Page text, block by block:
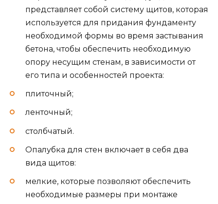
представляет собой систему щитов, которая
используется для придания фундаменту
необходимой формы во время застывания
бетона, чтобы обеспечить необходимую
опору несущим стенам, в зависимости от
его типа и особенностей проекта:
плиточный;
ленточный;
столбчатый.
Опалубка для стен включает в себя два
вида щитов:
мелкие, которые позволяют обеспечить
необходимые размеры при монтаже